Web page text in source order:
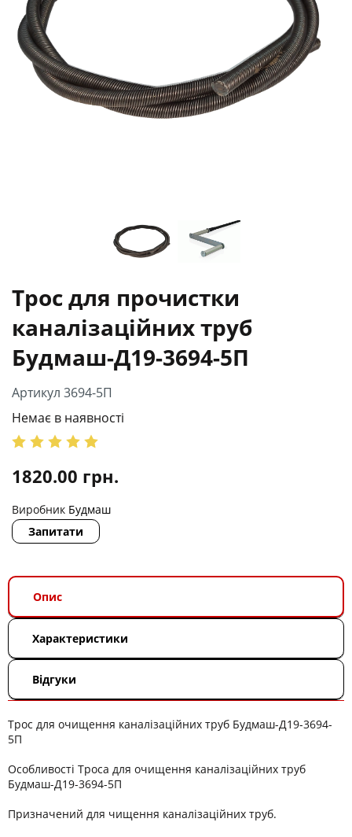
Трос для прочистки
каналізаційних труб
Будмаш-Д19-3694-5П
Артикул 3694-5П
Немає в наявності
1820.00 грн.
Виробник Будмаш
Запитати
Опис
Характеристики
Відгуки
Трос для очищення каналізаційних труб Будмаш-Д19-3694-
5П
Особливості Троса для очищення каналізаційних труб
Будмаш-Д19-3694-5П
Призначений для чищення каналізаційних труб.